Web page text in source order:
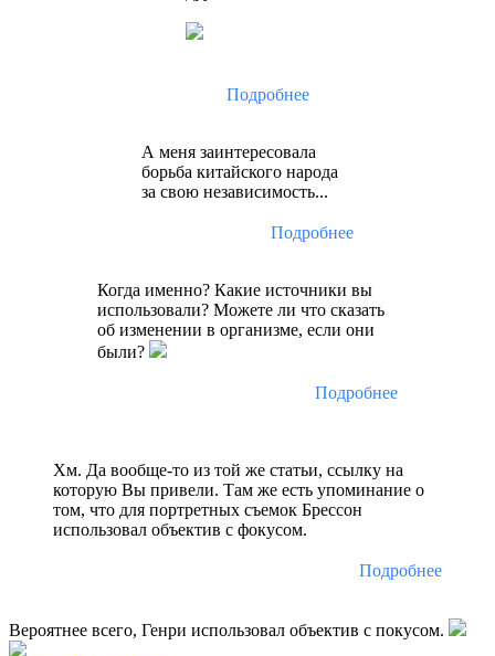
Подробнее
А меня заинтересовала
борьба китайского народа
за свою независимость...
Подробнее
Когда именно? Какие источники вы
использовали? Можете ли что сказать
об изменении в организме, если они
были?
Подробнее
Хм. Да вообще-то из той же статьи, ссылку на
которую Вы привели. Там же есть упоминание о
том, что для портретных съемок Брессон
использовал объектив с фокусом.
Подробнее
Вероятнее всего, Генри использовал объектив с покусом.